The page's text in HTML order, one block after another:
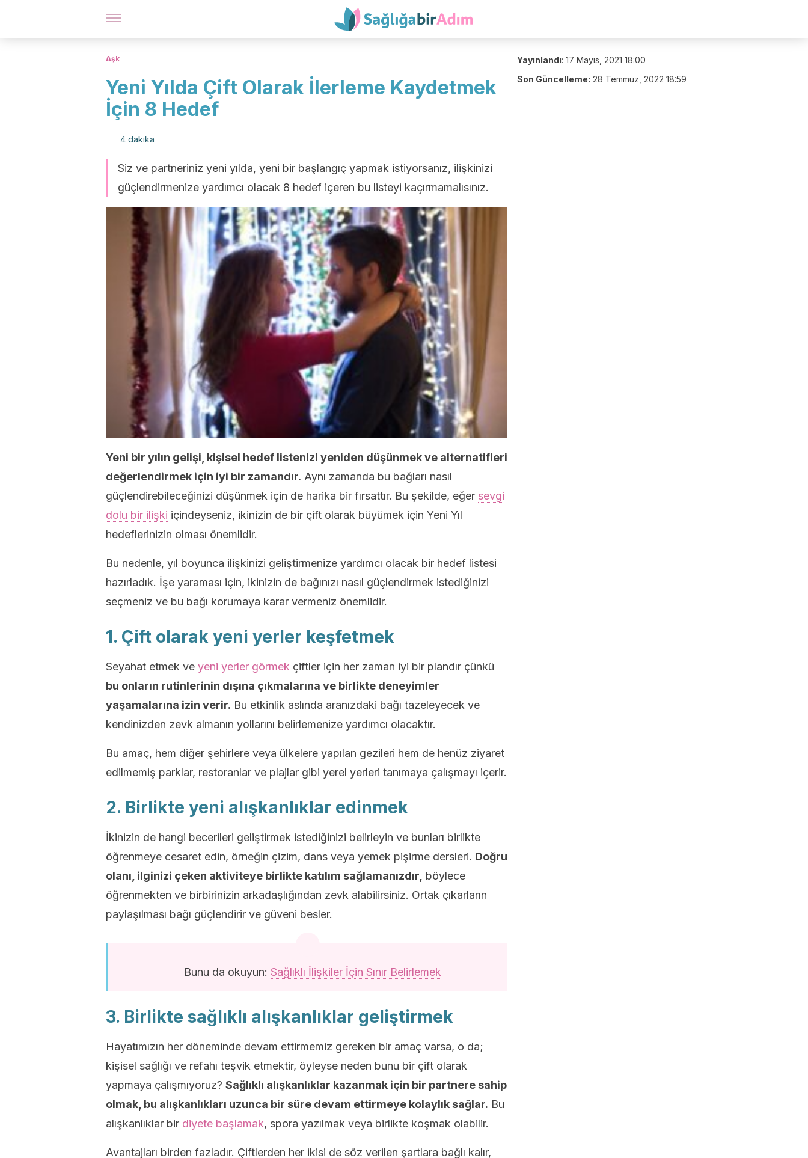
Aşk
Yeni Yılda Çift Olarak İlerleme Kaydetmek
İçin 8 Hedef
4 dakika
Siz ve partneriniz yeni yılda, yeni bir başlangıç ​​yapmak istiyorsanız, ilişkinizi
güçlendirmenize yardımcı olacak 8 hedef içeren bu listeyi kaçırmamalısınız.
Yeni bir yılın gelişi, kişisel hedef listenizi yeniden düşünmek ve alternatifleri
değerlendirmek için iyi bir zamandır. Aynı zamanda bu bağları nasıl
güçlendirebileceğinizi düşünmek için de harika bir fırsattır. Bu şekilde, eğer sevgi
dolu bir ilişki içindeyseniz, ikinizin de bir çift olarak büyümek için Yeni Yıl
hedeflerinizin olması önemlidir.
Bu nedenle, yıl boyunca ilişkinizi geliştirmenize yardımcı olacak bir hedef listesi
hazırladık. İşe yaraması için, ikinizin de bağınızı nasıl güçlendirmek istediğinizi
seçmeniz ve bu bağı korumaya karar vermeniz önemlidir.
1. Çift olarak yeni yerler keşfetmek
Seyahat etmek ve yeni yerler görmek çiftler için her zaman iyi bir plandır çünkü
bu onların rutinlerinin dışına çıkmalarına ve birlikte deneyimler
yaşamalarına izin verir. Bu etkinlik aslında aranızdaki bağı tazeleyecek ve
kendinizden zevk almanın yollarını belirlemenize yardımcı olacaktır.
Bu amaç, hem diğer şehirlere veya ülkelere yapılan gezileri hem de henüz ziyaret
edilmemiş parklar, restoranlar ve plajlar gibi yerel yerleri tanımaya çalışmayı içerir.
2. Birlikte yeni alışkanlıklar edinmek
İkinizin de hangi becerileri geliştirmek istediğinizi belirleyin ve bunları birlikte
öğrenmeye cesaret edin, örneğin çizim, dans veya yemek pişirme dersleri. Doğru
olanı, ilginizi çeken aktiviteye birlikte katılım sağlamanızdır, böylece
öğrenmekten ve birbirinizin arkadaşlığından zevk alabilirsiniz. Ortak çıkarların
paylaşılması bağı güçlendirir ve güveni besler.
Bunu da okuyun: Sağlıklı İlişkiler İçin Sınır Belirlemek
3. Birlikte sağlıklı alışkanlıklar geliştirmek
Hayatımızın her döneminde devam ettirmemiz gereken bir amaç varsa, o da;
kişisel sağlığı ve refahı teşvik etmektir, öyleyse neden bunu bir çift olarak
yapmaya çalışmıyoruz? Sağlıklı alışkanlıklar kazanmak için bir partnere sahip
olmak, bu alışkanlıkları uzunca bir süre devam ettirmeye kolaylık sağlar. Bu
alışkanlıklar bir diyete başlamak, spora yazılmak veya birlikte koşmak olabilir.
Avantajları birden fazladır. Çiftlerden her ikisi de söz verilen şartlara bağlı kalır,
Yayınlandı: 17 Mayıs, 2021 18:00
Son Güncelleme: 28 Temmuz, 2022 18:59